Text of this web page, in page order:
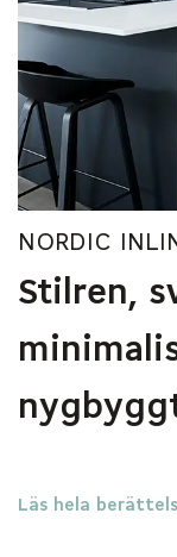
NORDIC
Stilren,
Läs hela